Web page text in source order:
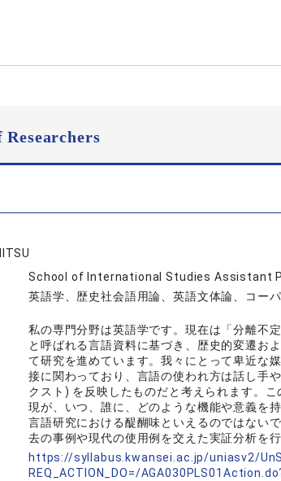
Researchers
School of International Studies Assistant
英語学、歴史社会語用論、英語文体論、コー
私の専門分野は英語学です。現在は「分離
と呼ばれる言語資料に基づき、歴史的変遷お
て研究を進めています。我々にとって卑近な
接に関わっており、言語の使われ方は話し手
クスト) を反映したものだと考えられます。
現が、いつ、誰に、どのような機能や意義を
言語研究における醍醐味といえるのではない
去の事例や現代の使用例を交えた実証分析を
https://syllabus.kwansei.ac.jp/uniasv2/
REQ_ACTION_DO=/